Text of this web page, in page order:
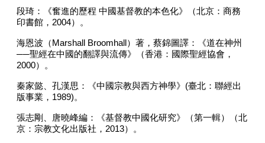
段琦：《奮進的歷程 中國基督教的本色化》（北京：商務
印書館， 2004）。
海恩波（ Marshall Broomhall ）著，蔡錦圖譯：《道在神州
──聖經在中國的翻譯與流傳》（香港：國際聖經協會，
2000）。
秦家懿、孔漢思：《中國宗教與西方神學》 (臺北：聯經出
版事業， 1989)。
張志剛、唐曉峰編：《基督教中國化研究》（第一輯）（北
京：宗教文化出版社， 2013）。